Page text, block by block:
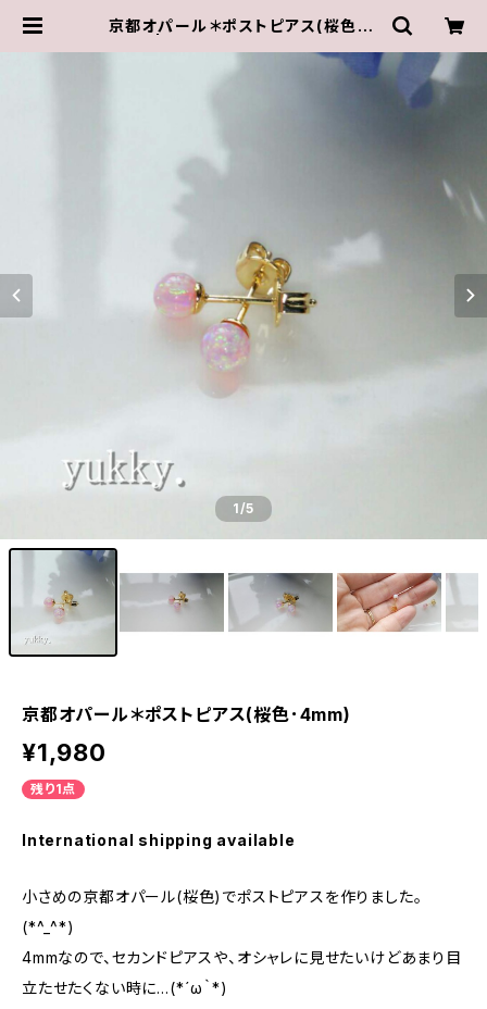
京都オパール＊ポストピアス(桜色･4
1/5
京都オパール＊ポストピアス(桜色･4mm)
¥1,980
残り1点
International shipping available
小さめの京都オパール(桜色)でポストピアスを作りました。
(*^_^*)
4mmなので、セカンドピアスや、オシャレに見せたいけどあまり目
立たせたくない時に…(*´ω｀*)